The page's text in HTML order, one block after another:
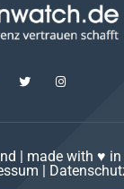
| made with ♥ in
|